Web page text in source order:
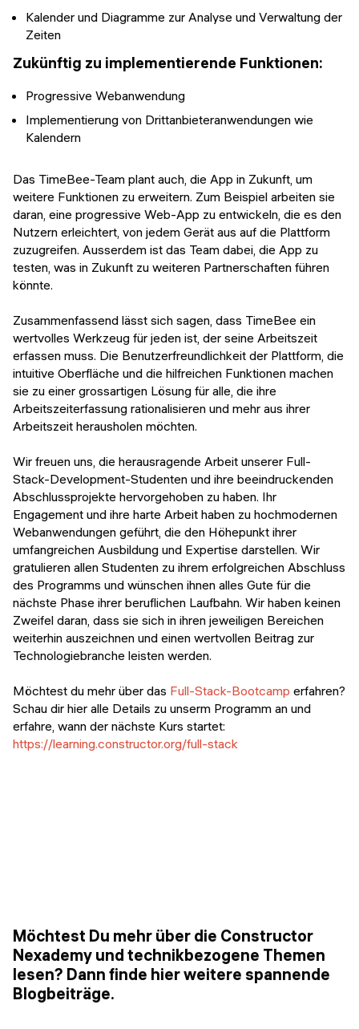
Kalender und Diagramme zur Analyse und Verwaltung der
Zeiten
Zukünftig zu implementierende Funktionen:
Progressive Webanwendung
Implementierung von Drittanbieteranwendungen wie
Kalendern
Das TimeBee-Team plant auch, die App in Zukunft, um
weitere Funktionen zu erweitern. Zum Beispiel arbeiten sie
daran, eine progressive Web-App zu entwickeln, die es den
Nutzern erleichtert, von jedem Gerät aus auf die Plattform
zuzugreifen. Ausserdem ist das Team dabei, die App zu
testen, was in Zukunft zu weiteren Partnerschaften führen
könnte.
Zusammenfassend lässt sich sagen, dass TimeBee ein
wertvolles Werkzeug für jeden ist, der seine Arbeitszeit
erfassen muss. Die Benutzerfreundlichkeit der Plattform, die
intuitive Oberfläche und die hilfreichen Funktionen machen
sie zu einer grossartigen Lösung für alle, die ihre
Arbeitszeiterfassung rationalisieren und mehr aus ihrer
Arbeitszeit herausholen möchten.
Wir freuen uns, die herausragende Arbeit unserer Full-
Stack-Development-Studenten und ihre beeindruckenden
Abschlussprojekte hervorgehoben zu haben. Ihr
Engagement und ihre harte Arbeit haben zu hochmodernen
Webanwendungen geführt, die den Höhepunkt ihrer
umfangreichen Ausbildung und Expertise darstellen. Wir
gratulieren allen Studenten zu ihrem erfolgreichen Abschluss
des Programms und wünschen ihnen alles Gute für die
nächste Phase ihrer beruflichen Laufbahn. Wir haben keinen
Zweifel daran, dass sie sich in ihren jeweiligen Bereichen
weiterhin auszeichnen und einen wertvollen Beitrag zur
Technologiebranche leisten werden.
Möchtest du mehr über das Full-Stack-Bootcamp erfahren?
Schau dir hier alle Details zu unserm Programm an und
erfahre, wann der nächste Kurs startet:
https://learning.constructor.org/full-stack
Möchtest Du mehr über die Constructor
Nexademy und technikbezogene Themen
lesen? Dann finde hier weitere spannende
Blogbeiträge.